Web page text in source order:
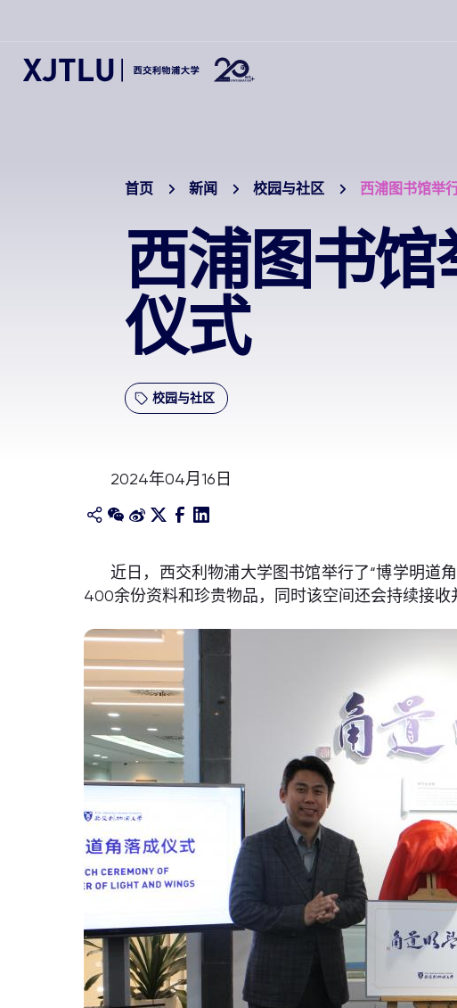
首页 新闻 校园与社区 西浦图书馆举
西浦图书馆
仪式
校园与社区
2024年04月16日
近日，西交利物浦大学图书馆举行了“博学明道
400余份资料和珍贵物品，同时该空间还会持续接收